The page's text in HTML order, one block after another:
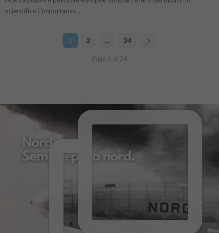
scientifico L'importanza...
1 2 … 24
Page 1 of 24